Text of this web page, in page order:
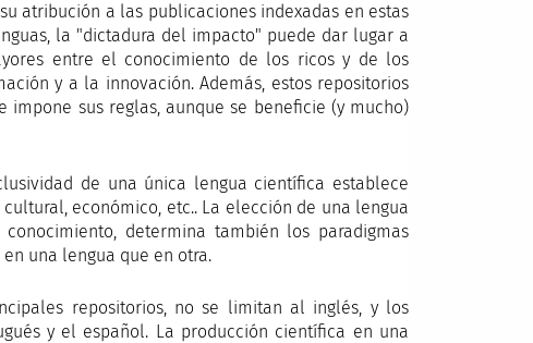
su atribución a las publicaciones indexadas en estas
la "dictadura del impacto" puede dar lugar a
entre el conocimiento de los ricos y de los
y a la innovación. Además, estos repositorios
sus reglas, aunque se beneficie (y mucho)
de una única lengua científica establece
económico, etc.. La elección de una lengua
determina también los paradigmas
una lengua que en otra.
repositorios, no se limitan al inglés, y los
y el español. La producción científica en una